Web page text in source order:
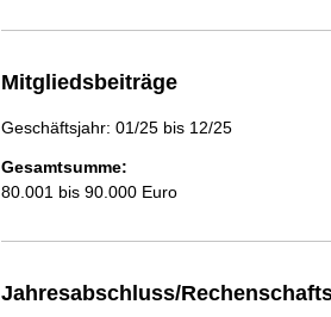
Mitgliedsbeiträge
Geschäftsjahr: 01/25 bis 12/25
Gesamtsumme:
80.001 bis 90.000 Euro
Jahresabschluss/